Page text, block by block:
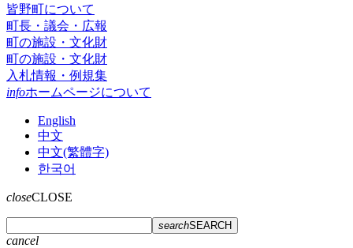
皆野町について
町長・議会・広報
町の施設・文化財
町の施設・文化財
入札情報・例規集
infoホームページについて
English
中文
中文(繁體字)
한국어
closeCLOSE
searchSEARCH
cancel